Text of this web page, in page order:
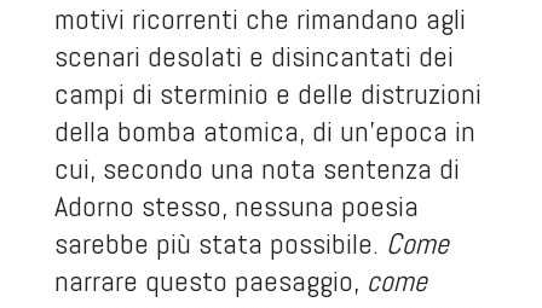
motivi ricorrenti che rimandano agli
scenari desolati e disincantati dei
campi di sterminio e delle distruzioni
della bomba atomica, di un’epoca in
cui, secondo una nota sentenza di
Adorno stesso, nessuna poesia
sarebbe più stata possibile. Come
narrare questo paesaggio, come